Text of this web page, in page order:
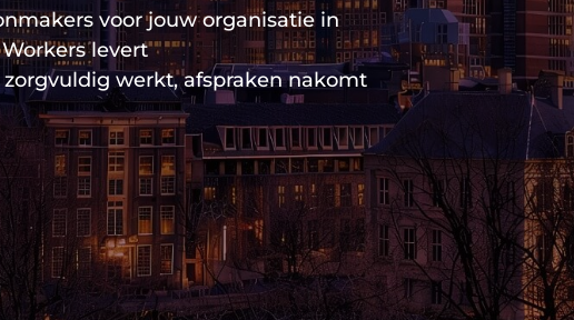
voor jouw organisatie in
levert
werkt, afspraken nakomt